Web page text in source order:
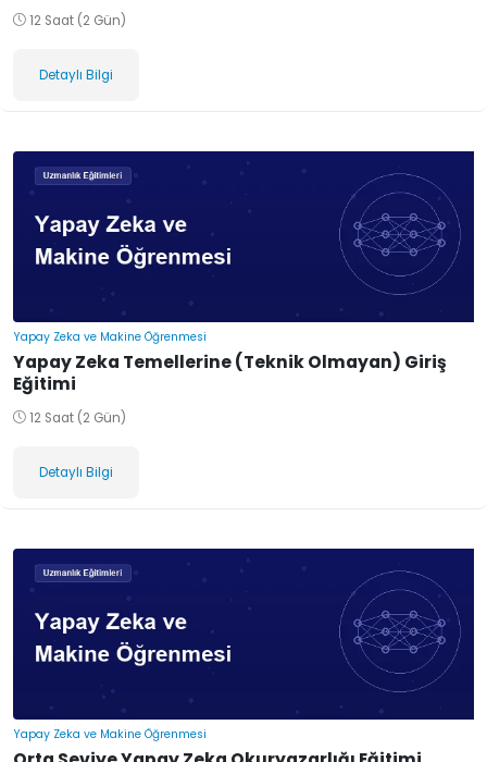
12 Saat (2 Gün)
Detaylı Bilgi
Yapay Zeka ve Makine Öğrenmesi
Yapay Zeka Temellerine (Teknik Olmayan) Giriş
Eğitimi
12 Saat (2 Gün)
Detaylı Bilgi
Yapay Zeka ve Makine Öğrenmesi